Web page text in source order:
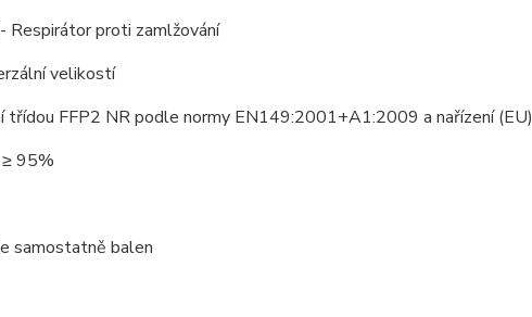
Respirátor proti zamlžování
velikostí
třídou FFP2 NR podle normy EN149:2001+A1:2009 a nařízení (EU)
95%
samostatně balen